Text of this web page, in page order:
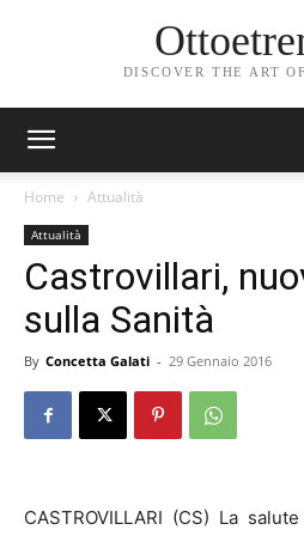
DISCOVER THE ART
Home Attualità
Attualità
Castrovillari,
sulla Sanità
By Concetta Galati - 29 Gennaio 2016
CASTROVILLARI (CS) La